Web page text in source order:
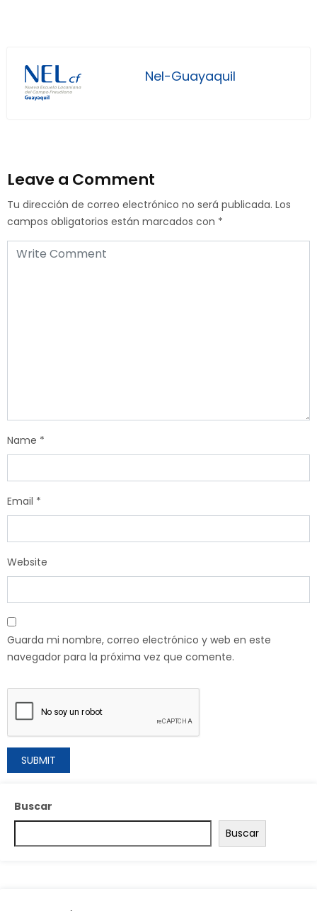
Nel-Guayaquil
Leave a Comment
Tu dirección de correo electrónico no será publicada. Los
campos obligatorios están marcados con *
Name *
Email *
Website
Guarda mi nombre, correo electrónico y web en este
navegador para la próxima vez que comente.
Buscar
Buscar